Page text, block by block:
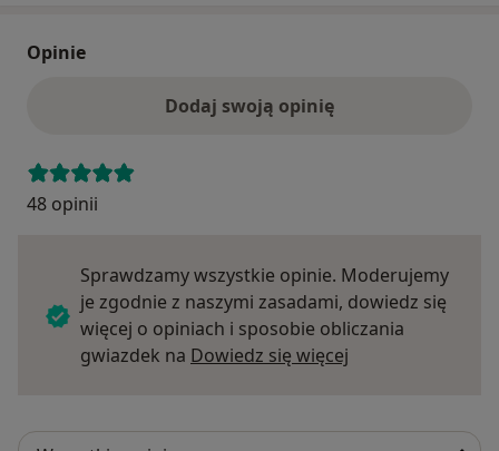
Opinie
Dodaj swoją opinię
48 opinii
Sprawdzamy wszystkie opinie. Moderujemy
je zgodnie z naszymi zasadami, dowiedz się
więcej o opiniach i sposobie obliczania
gwiazdek na Dowiedz się więcej